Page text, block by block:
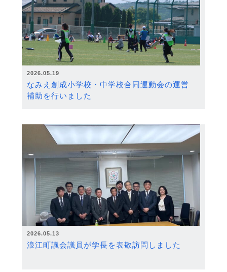
2026.05.19
なみえ創成小学校・中学校合同運動会の運営
補助を行いました
2026.05.13
浪江町議会議員が学長を表敬訪問しました